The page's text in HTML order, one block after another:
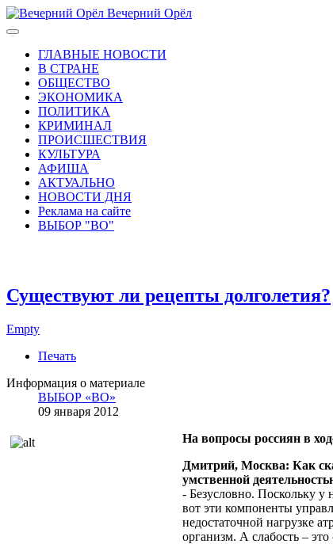
Вечерний Орёл
ГЛАВНЫЕ НОВОСТИ
В СТРАНЕ
ОБЩЕСТВО
ЭКОНОМИКА
ПОЛИТИКА
КРИМИНАЛ
ПРОИСШЕСТВИЯ
КУЛЬТУРА
АФИША
АКТУАЛЬНО
НОВОСТИ ДНЯ
Реклама на сайте
ВЫБОР "ВО"
Существуют ли рецепты долголетия?
Empty
Печать
Информация о материале
ВЫБОР «ВО»
09 января 2012
На вопросы россиян в
Дмитрий, Москва: Как
умственной
- Безусловно. Поскольку у
вот эти компоненты
недостаточной нагрузке
организм. А слабость –